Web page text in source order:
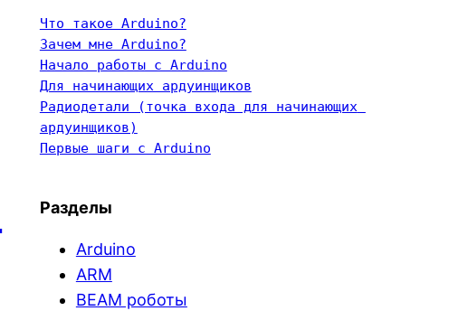
Что такое Arduino?
Зачем мне Arduino?
Начало работы с Arduino
Для начинающих ардуинщиков
Радиодетали (точка входа для начинающих
ардуинщиков)
Первые шаги с Arduino
Разделы
Arduino
ARM
BEAM роботы